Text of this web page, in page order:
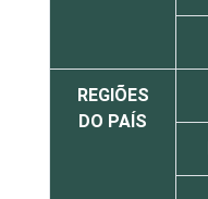
REGIÕES
DO PAÍS